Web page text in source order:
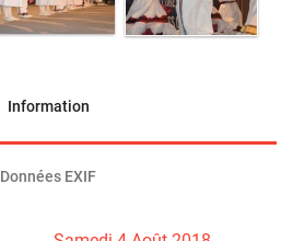
Information
Données EXIF